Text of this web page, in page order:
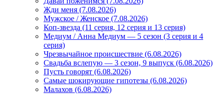
Жди меня (7.08.2026)
Мужское / Женское (7.08.2026)
Коп-звезда (11 серия, 12 серия и 13 серия)
Медиум / Анна Медиум — 5 сезон (3 серия и 4
серия)
Чрезвычайное происшествие (6.08.2026)
Свадьба вслепую — 3 сезон, 9 выпуск (6.08.2026)
Пусть говорят (6.08.2026)
Самые шокирующие гипотезы (6.08.2026)
Малахов (6.08.2026)